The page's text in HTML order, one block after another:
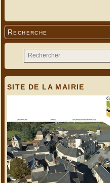
Recherche
SITE DE LA MAIRIE